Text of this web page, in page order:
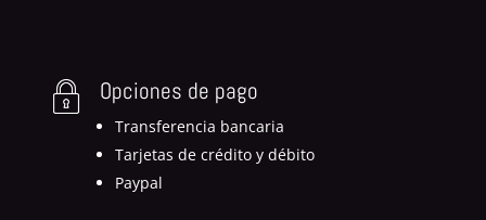
Opciones de pago
Transferencia bancaria
Tarjetas de crédito y débito
Paypal